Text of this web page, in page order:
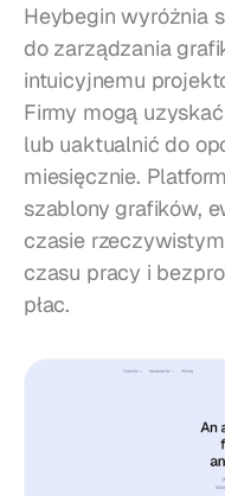
Heybegin wyróżnia
do zarządzania
intuicyjnemu
Firmy mogą
lub uaktualnić do
miesięcznie.
szablony grafików,
czasie
czasu pracy i
płac.